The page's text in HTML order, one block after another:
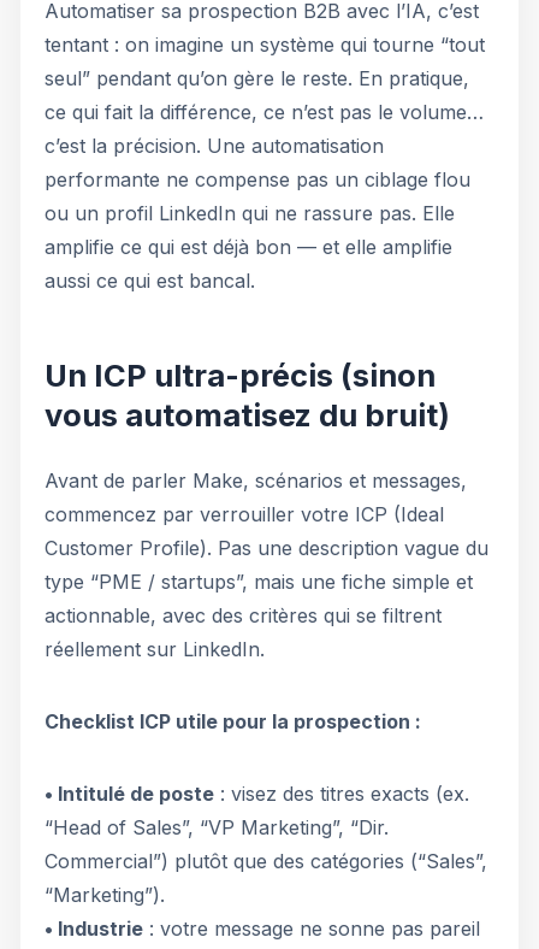
Automatiser sa prospection B2B avec l’IA, c’est
tentant : on imagine un système qui tourne “tout
seul” pendant qu’on gère le reste. En pratique,
ce qui fait la différence, ce n’est pas le volume…
c’est la précision. Une automatisation
performante ne compense pas un ciblage flou
ou un profil LinkedIn qui ne rassure pas. Elle
amplifie ce qui est déjà bon — et elle amplifie
aussi ce qui est bancal.
Un ICP ultra-précis (sinon
vous automatisez du bruit)
Avant de parler Make, scénarios et messages,
commencez par verrouiller votre ICP (Ideal
Customer Profile). Pas une description vague du
type “PME / startups”, mais une fiche simple et
actionnable, avec des critères qui se filtrent
réellement sur LinkedIn.
Checklist ICP utile pour la prospection :
• Intitulé de poste : visez des titres exacts (ex.
“Head of Sales”, “VP Marketing”, “Dir.
Commercial”) plutôt que des catégories (“Sales”,
“Marketing”).
• Industrie : votre message ne sonne pas pareil